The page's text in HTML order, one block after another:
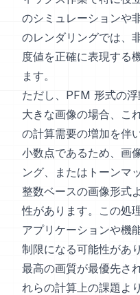
のシミュレーションや
のレンダリングでは、
度値を正確に表現する
ます。
ただし、PFM 形式の
大きな画像の場合、こ
の計算需要の増加を伴
小数点であるため、画
ング、またはトーンマ
整数ベースの画像形式
性があります。この処
アプリケーションや機
制限になる可能性があ
最高の画質が最優先さ
れらの計算上の課題よ